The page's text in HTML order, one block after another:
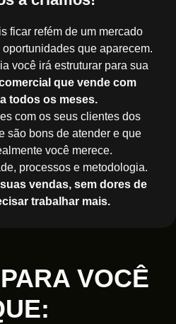
ficar refém de um mercado
que aparecem.
você irá estruturar para sua
que vende com
todos os meses.
com os seus clientes dos
são bons de atender e que
você merece.
processos e metodologia.
vendas, sem dores de
trabalhar mais.
VOCÊ